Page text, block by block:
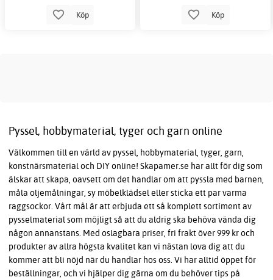
Köp Köp
Pyssel, hobbymaterial, tyger och garn online
Välkommen till en värld av pyssel, hobbymaterial, tyger, garn,
konstnärsmaterial och DIY online! Skapamer.se har allt för dig som
älskar att skapa, oavsett om det handlar om att pyssla med barnen,
måla oljemålningar, sy möbelklädsel eller sticka ett par varma
raggsockor. Vårt mål är att erbjuda ett så komplett sortiment av
pysselmaterial som möjligt så att du aldrig ska behöva vända dig
någon annanstans. Med oslagbara priser, fri frakt över 999 kr och
produkter av allra högsta kvalitet kan vi nästan lova dig att du
kommer att bli nöjd när du handlar hos oss. Vi har alltid öppet för
beställningar, och vi hjälper dig gärna om du behöver tips på